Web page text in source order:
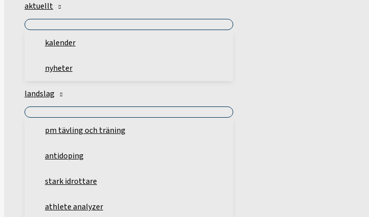
aktuellt
kalender
nyheter
landslag
pm tävling och träning
antidoping
stark idrottare
athlete analyzer